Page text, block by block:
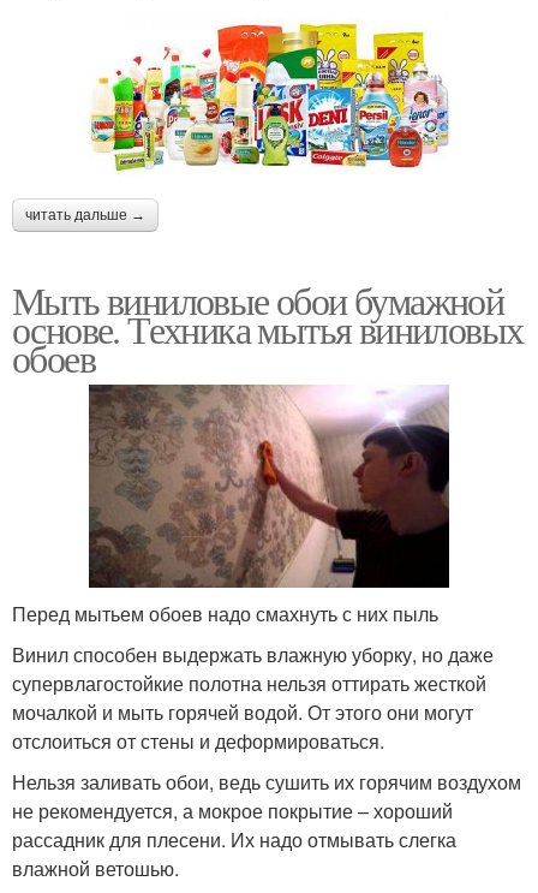
читать дальше →
Мыть виниловые обои бумажной
основе. Техника мытья виниловых
обоев
Перед мытьем обоев надо смахнуть с них пыль
Винил способен выдержать влажную уборку, но даже
супервлагостойкие полотна нельзя оттирать жесткой
мочалкой и мыть горячей водой. От этого они могут
отслоиться от стены и деформироваться.
Нельзя заливать обои, ведь сушить их горячим воздухом
не рекомендуется, а мокрое покрытие – хороший
рассадник для плесени. Их надо отмывать слегка
влажной ветошью.